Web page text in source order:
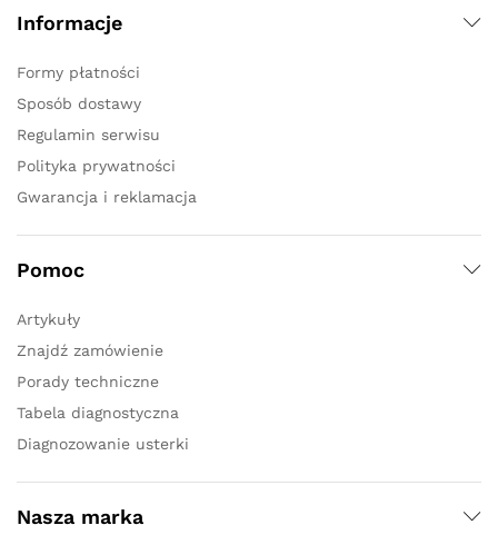
Informacje
Formy płatności
Sposób dostawy
Regulamin serwisu
Polityka prywatności
Gwarancja i reklamacja
Pomoc
Artykuły
Znajdź zamówienie
Porady techniczne
Tabela diagnostyczna
Diagnozowanie usterki
Nasza marka